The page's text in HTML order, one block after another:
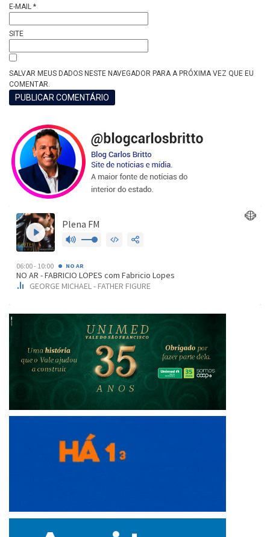
E-MAIL *
SITE
SALVAR MEUS DADOS NESTE NAVEGADOR PARA A PRÓXIMA VEZ QUE EU
COMENTAR.